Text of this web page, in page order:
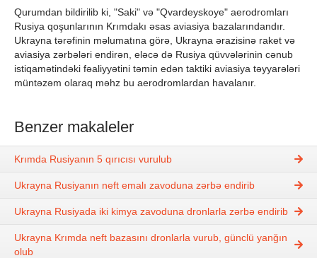
Qurumdan bildirilib ki, "Saki" və "Qvardeyskoye" aerodromları
Rusiya qoşunlarının Krımdakı əsas aviasiya bazalarındandır.
Ukrayna tərəfinin məlumatına görə, Ukrayna ərazisinə raket və
aviasiya zərbələri endirən, eləcə də Rusiya qüvvələrinin cənub
istiqamətindəki fəaliyyətini təmin edən taktiki aviasiya təyyarələri
müntəzəm olaraq məhz bu aerodromlardan havalanır.
Benzer makaleler
Krımda Rusiyanın 5 qırıcısı vurulub
Ukrayna Rusiyanın neft emalı zavoduna zərbə endirib
Ukrayna Rusiyada iki kimya zavoduna dronlarla zərbə endirib
Ukrayna Krımda neft bazasını dronlarla vurub, günclü yanğın
olub